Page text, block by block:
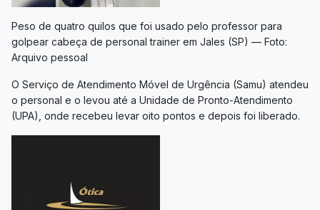
Peso de quatro quilos que foi usado pelo professor para
golpear cabeça de personal trainer em Jales (SP) — Foto:
Arquivo pessoal
O Serviço de Atendimento Móvel de Urgência (Samu) atendeu
o personal e o levou até a Unidade de Pronto-Atendimento
(UPA), onde recebeu levar oito pontos e depois foi liberado.